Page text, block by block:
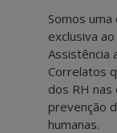
Somos
exclusiva
Assistência
Correlatos
dos RH nas
prevenção
humanas.